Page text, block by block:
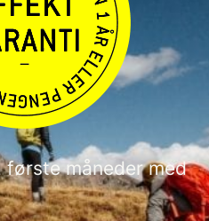
måneder med